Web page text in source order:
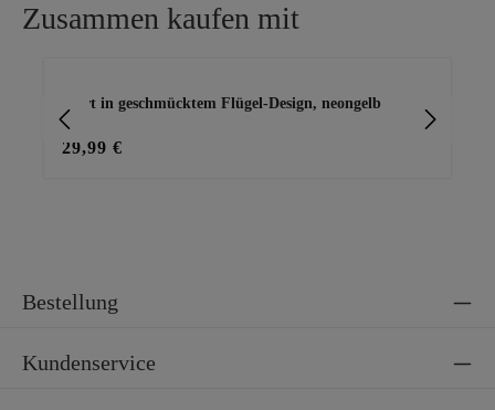
Zusammen kaufen mit
Shirt in geschmücktem Flügel-Design, neongelb
29,99 €
Bestellung
Kundenservice